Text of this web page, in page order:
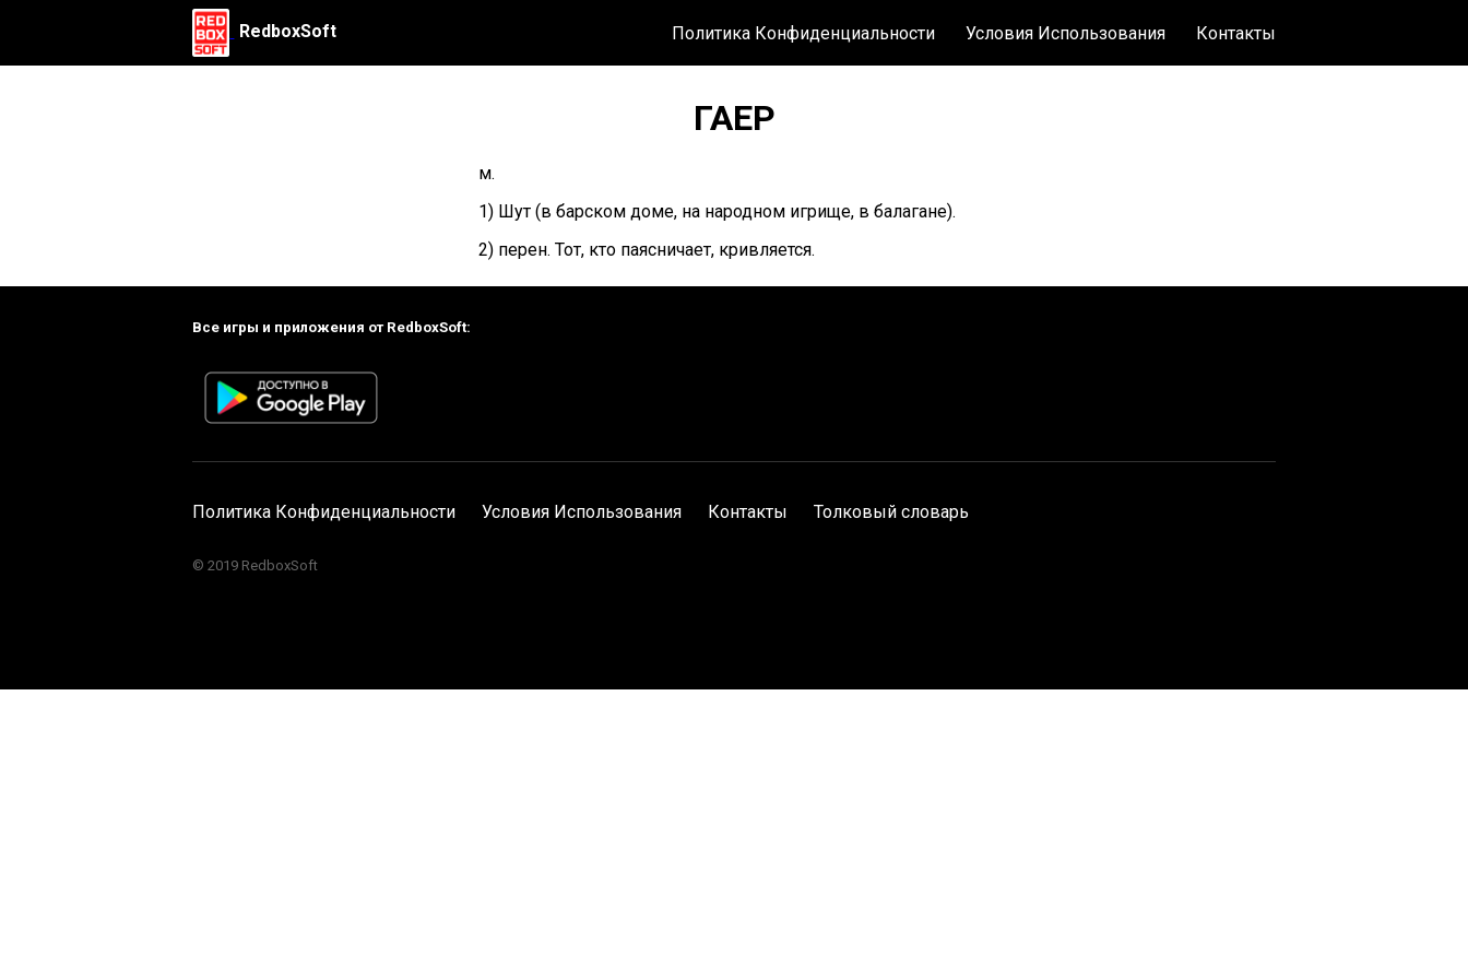
RedboxSoft Политика Конфиденциальности Условия Использования Контакты
ГАЕР
м.
1) Шут (в барском доме, на народном игрище, в балагане).
2) перен. Тот, кто паясничает, кривляется.
Все игры и приложения от RedboxSoft:
Политика Конфиденциальности Условия Использования Контакты Толковый словарь
© 2019 RedboxSoft